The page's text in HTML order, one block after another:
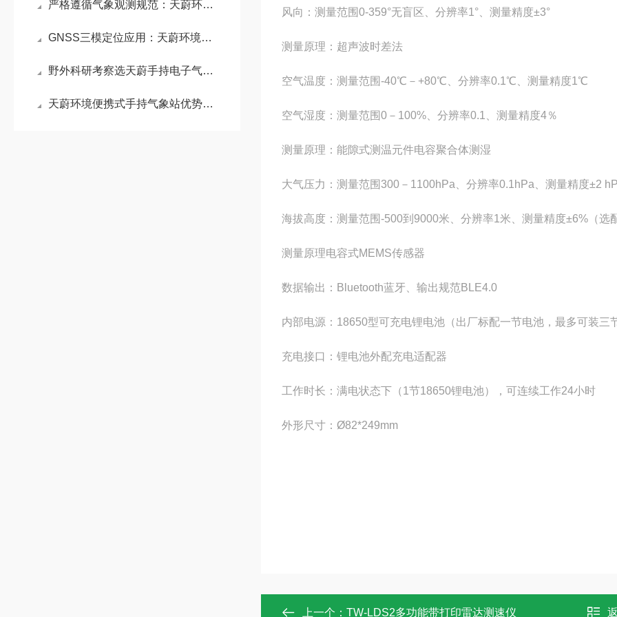
严格遵循气象观测规范：天蔚环境电子气象仪以无机械磨损设计保障数据稳定
GNSS三模定位应用：天蔚环境手持气象仪实现气象数据与地理位置精准绑定
野外科研考察选天蔚手持电子气象仪 ：轻量化长续航满足移动气象观测需求
天蔚环境便携式手持气象站优势：具备数据存储功能，可记录多组测量信息
风向：测量范围0-359°无盲区、分辨率1°、测量精度±3°
测量原理：超声波时差法
空气温度：测量范围-40℃－+80℃、分辨率0.1℃、测量精度1℃
空气湿度：测量范围0－100%、分辨率0.1、测量精度4％
测量原理：能隙式测温元件电容聚合体测湿
大气压力：测量范围300－1100hPa、分辨率0.1hPa、测量精度±2
海拔高度：测量范围-500到9000米、分辨率1米、测量精度±6%（选
测量原理电容式MEMS传感器
数据输出：Bluetooth蓝牙、输出规范BLE4.0
内部电源：18650型可充电锂电池（出厂标配一节电池，最多可装三
充电接口：锂电池外配充电适配器
工作时长：满电状态下（1节18650锂电池），可连续工作24小时
外形尺寸：Ø82*249mm
上一个： TW-LDS2多功能带打印雷达测速仪